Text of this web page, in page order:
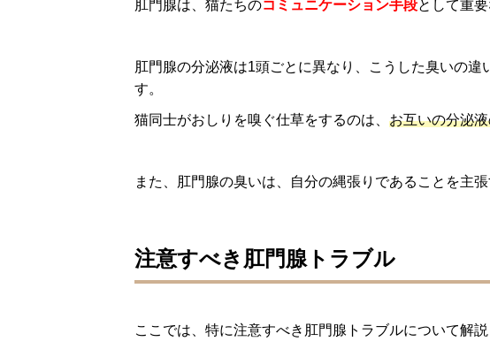
肛門腺は、猫たちのコミュニケーション手段として重
肛門腺の分泌液は1頭ごとに異なり、こうした臭いの
す。
猫同士がおしりを嗅ぐ仕草をするのは、 お互いの分泌
また、肛門腺の臭いは、自分の縄張りであることを主張
注意すべき肛門腺トラブル
ここでは、特に注意すべき肛門腺トラブルについて解説